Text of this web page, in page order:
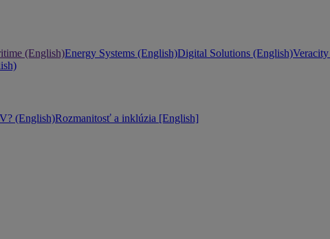
(English)Energy Systems (English)Digital Solutions (English)
(English)Rozmanitosť a inklúzia [English]